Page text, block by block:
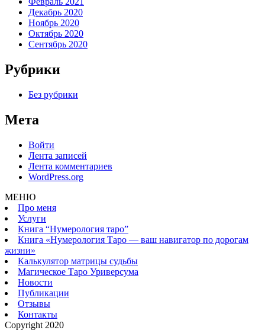
Декабрь 2020
Ноябрь 2020
Октябрь 2020
Сентябрь 2020
Рубрики
Без рубрики
Мета
Войти
Лента записей
Лента комментариев
WordPress.org
МЕНЮ
Про меня
Услуги
Книга “Нумерология таро”
Книга «Нумерология Таро — ваш навигатор по дорогам
жизни»
Калькулятор матрицы судьбы
Магическое Таро Уриверсума
Новости
Публикации
Отзывы
Контакты
Copyright 2020